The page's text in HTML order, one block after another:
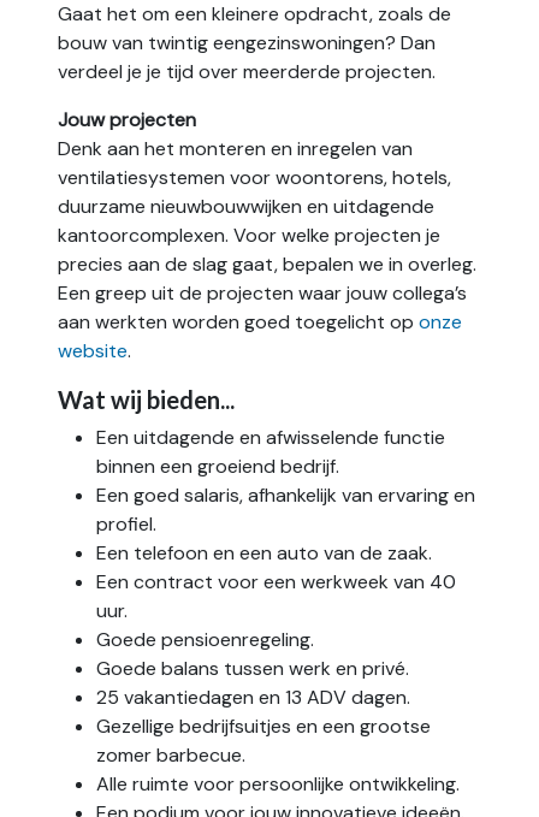
Gaat het om een kleinere opdracht, zoals de
bouw van twintig eengezinswoningen? Dan
verdeel je je tijd over meerderde projecten.
Jouw projecten
Denk aan het monteren en inregelen van
ventilatiesystemen voor woontorens, hotels,
duurzame nieuwbouwwijken en uitdagende
kantoorcomplexen. Voor welke projecten je
precies aan de slag gaat, bepalen we in overleg.
Een greep uit de projecten waar jouw collega’s
aan werkten worden goed toegelicht op onze
website.
Wat wij bieden...
Een uitdagende en afwisselende functie
binnen een groeiend bedrijf.
Een goed salaris, afhankelijk van ervaring en
profiel.
Een telefoon en een auto van de zaak.
Een contract voor een werkweek van 40
uur.
Goede pensioenregeling.
Goede balans tussen werk en privé.
25 vakantiedagen en 13 ADV dagen.
Gezellige bedrijfsuitjes en een grootse
zomer barbecue.
Alle ruimte voor persoonlijke ontwikkeling.